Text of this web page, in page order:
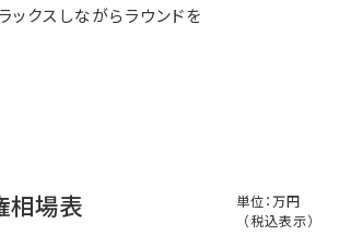
ックスしながらラウンドを
相場表
単位：万円
（税込表示）